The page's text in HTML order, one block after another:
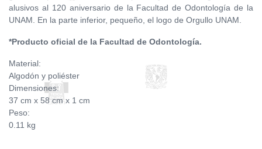
alusivos al 120 aniversario de la Facultad de Odontología de la
UNAM. En la parte inferior, pequeño, el logo de Orgullo UNAM.
*Producto oficial de la Facultad de Odontología.
Material:
Algodón y poliéster
Dimensiones:
37 cm x 58 cm x 1 cm
Peso:
0.11 kg